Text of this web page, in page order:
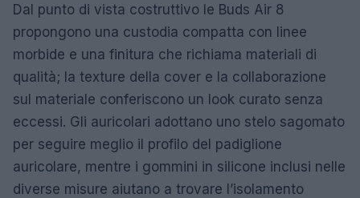
Dal punto di vista costruttivo le Buds Air 8
propongono una custodia compatta con linee
morbide e una finitura che richiama materiali di
qualità; la texture della cover e la collaborazione
sul materiale conferiscono un look curato senza
eccessi. Gli auricolari adottano uno stelo sagomato
per seguire meglio il profilo del padiglione
auricolare, mentre i gommini in silicone inclusi nelle
diverse misure aiutano a trovare l’isolamento